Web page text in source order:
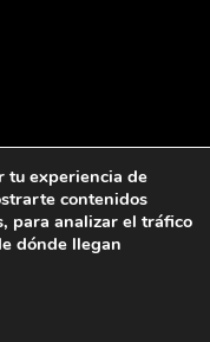
tu experiencia de
contenidos
para analizar el tráfico
dónde llegan